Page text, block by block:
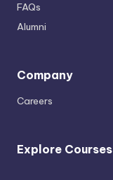
FAQs
Alumni
Company
Careers
Explore Courses